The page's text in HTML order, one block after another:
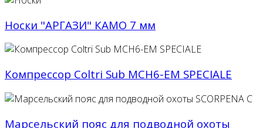
Носки "АРГАЗИ" КАМО 7 мм
Компрессор Coltri Sub MCH6-EM SPECIALE
Марсельский пояс для подводной охоты